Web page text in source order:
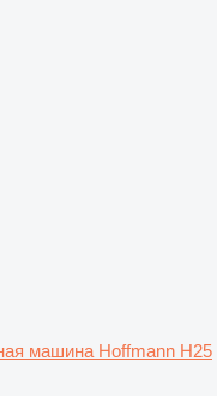
машина Hoffmann H25